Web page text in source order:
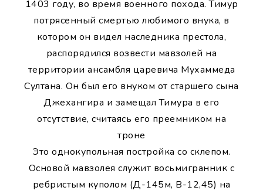
1403 году, во время военного похода. Тимур
потрясенный смертью любимого внука, в
котором он видел наследника престола,
распорядился возвести мавзолей на
территории ансамбля царевича Мухаммеда
Султана. Он был его внуком от старшего сына
Джехангира и замещал Тимура в его
отсутствие, считаясь его преемником на
троне
Это однокупольная постройка со склепом.
Основой мавзолея служит восьмигранник с
ребристым куполом (Д-145м, В-12,45) на